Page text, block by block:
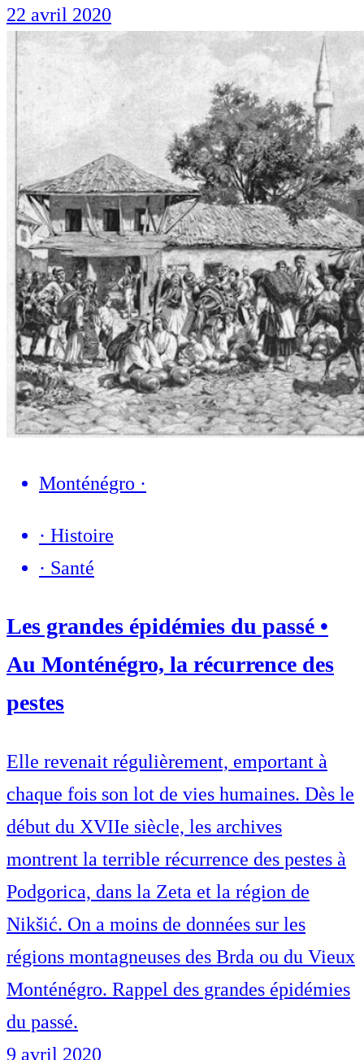
22 avril 2020
Monténégro ·
· Histoire
· Santé
Les grandes épidémies du passé •
Au Monténégro, la récurrence des
pestes
Elle revenait régulièrement, emportant à
chaque fois son lot de vies humaines. Dès le
début du XVIIe siècle, les archives
montrent la terrible récurrence des pestes à
Podgorica, dans la Zeta et la région de
Nikšić. On a moins de données sur les
régions montagneuses des Brda ou du Vieux
Monténégro. Rappel des grandes épidémies
du passé.
9 avril 2020